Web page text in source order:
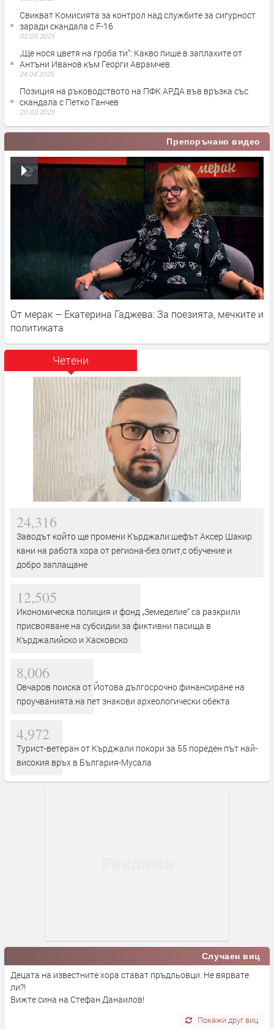
Свикват Комисията за контрол над службите за сигурност
заради скандала с F-16
02.05.2025
„Ще нося цветя на гроба ти”: Какво пише в заплахите от
Антъни Иванов към Георги Аврамчев
24.04.2025
Позиция на ръководството на ПФК АРДА във връзка със
скандала с Петко Ганчев
20.03.2025
Препоръчано видео
От мерак – Екатерина Гаджева: За поезията, мечките и
политиката
Четени
24,316
Заводът който ще промени Кърджали:шефът Аксер Шакир
кани на работа хора от региона-без опит,с обучение и
добро заплащане
12,505
Икономическа полиция и фонд „Земеделие“ са разкрили
присвояване на субсидии за фиктивни пасища в
Кърджалийско и Хасковско
8,006
Овчаров поиска от Йотова дългосрочно финансиране на
проучванията на пет знакови археологически обекта
4,972
Турист-ветеран от Кърджали покори за 55 пореден път най-
високия връх в България-Мусала
Случаен виц
Децата на известните хора стават пръдльовци. Не вярвате
ли?!
Вижте сина на Стефан Данаилов!
Покажи друг виц